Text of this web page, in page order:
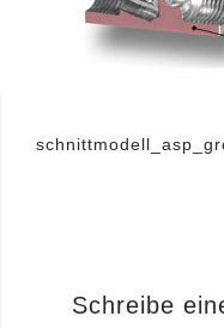
Schreibe